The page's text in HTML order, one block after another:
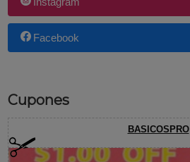
Facebook
Cupones
BASICOSPRO